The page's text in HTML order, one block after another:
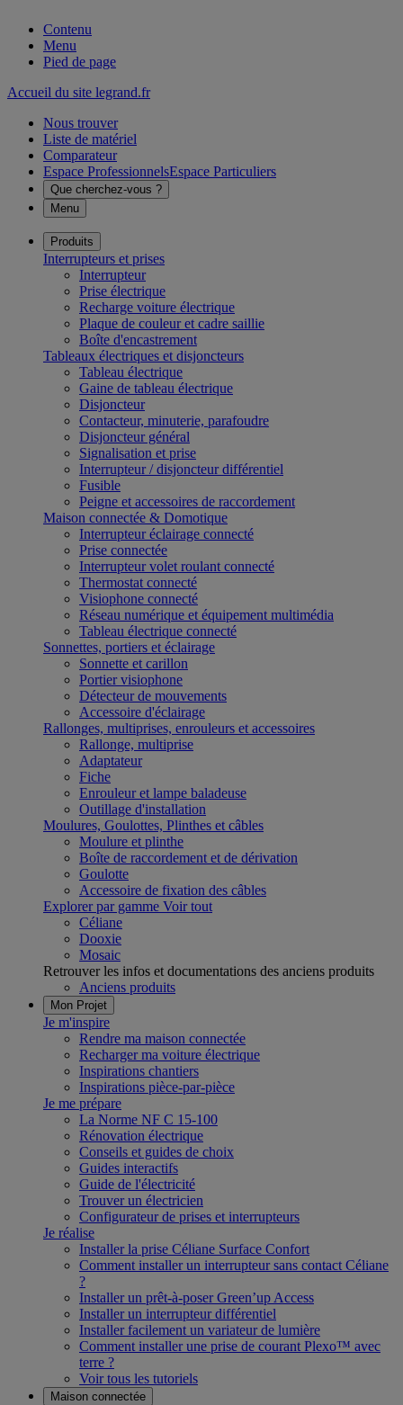
Contenu
Menu
Pied de page
Accueil du site legrand.fr
Nous trouver
Liste de matériel
Comparateur
Espace ProfessionnelsEspace Particuliers
Que cherchez-vous ?
Menu
Produits
Interrupteurs et prises
Interrupteur
Prise électrique
Recharge voiture électrique
Plaque de couleur et cadre saillie
Boîte d'encastrement
Tableaux électriques et disjoncteurs
Tableau électrique
Gaine de tableau électrique
Disjoncteur
Contacteur, minuterie, parafoudre
Disjoncteur général
Signalisation et prise
Interrupteur / disjoncteur différentiel
Fusible
Peigne et accessoires de raccordement
Maison connectée & Domotique
Interrupteur éclairage connecté
Prise connectée
Interrupteur volet roulant connecté
Thermostat connecté
Visiophone connecté
Réseau numérique et équipement multimédia
Tableau électrique connecté
Sonnettes, portiers et éclairage
Sonnette et carillon
Portier visiophone
Détecteur de mouvements
Accessoire d'éclairage
Rallonges, multiprises, enrouleurs et accessoires
Rallonge, multiprise
Adaptateur
Fiche
Enrouleur et lampe baladeuse
Outillage d'installation
Moulures, Goulottes, Plinthes et câbles
Moulure et plinthe
Boîte de raccordement et de dérivation
Goulotte
Accessoire de fixation des câbles
Explorer par gamme Voir tout
Céliane
Dooxie
Mosaic
Retrouver les infos et documentations des anciens produits
Anciens produits
Mon Projet
Je m'inspire
Rendre ma maison connectée
Recharger ma voiture électrique
Inspirations chantiers
Inspirations pièce-par-pièce
Je me prépare
La Norme NF C 15-100
Rénovation électrique
Conseils et guides de choix
Guides interactifs
Guide de l'électricité
Trouver un électricien
Configurateur de prises et interrupteurs
Je réalise
Installer la prise Céliane Surface Confort
Comment installer un interrupteur sans contact Céliane
?
Installer un prêt-à-poser Green’up Access
Installer un interrupteur différentiel
Installer facilement un variateur de lumière
Comment installer une prise de courant Plexo™ avec
terre ?
Voir tous les tutoriels
Maison connectée